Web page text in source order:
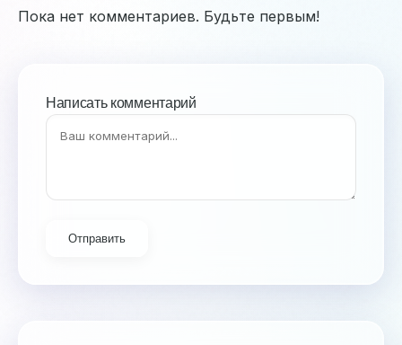
Пока нет комментариев. Будьте первым!
Написать комментарий
Отправить